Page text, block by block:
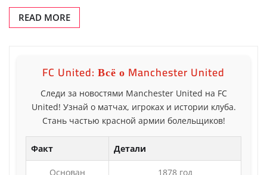
READ MORE
FC United: Всё о Manchester United
Следи за новостями Manchester United на FC
United! Узнай о матчах, игроках и истории клуба.
Стань частью красной армии болельщиков!
Факт Детали
Основан 1878 год